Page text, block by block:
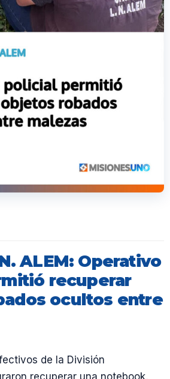
ALEM: Operativo
recuperar
ocultos entre
de la División